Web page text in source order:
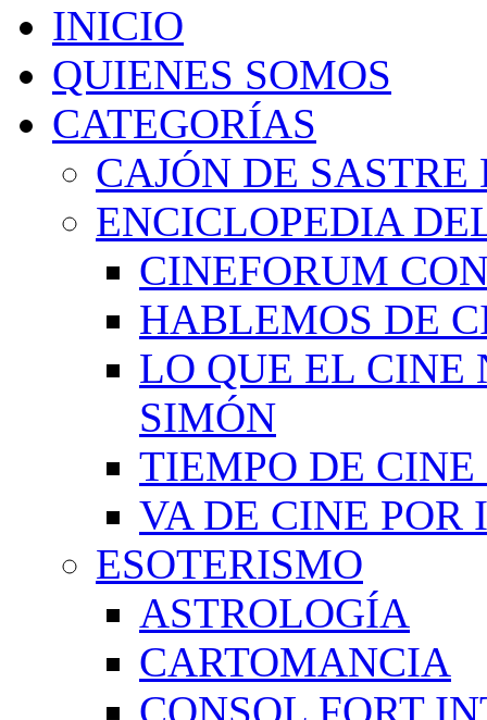
INICIO
QUIENES SOMOS
CATEGORÍAS
CAJÓN DE
ENCICLOPEDIA
CINEFORUM
HABLEMOS DE
LO QUE EL CINE
SIMÓN
TIEMPO DE
VA DE CINE
ESOTERISMO
ASTROLOGÍA
CARTOMANCIA
CONSOL FORT